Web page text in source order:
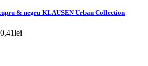
& negru KLAUSEN Urban Collection